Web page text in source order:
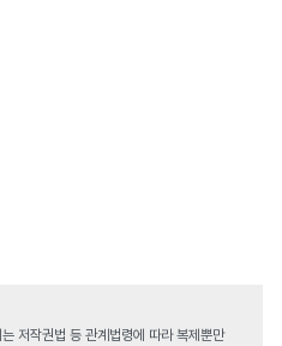
저작권법 등 관계법령에 따라 복제뿐만